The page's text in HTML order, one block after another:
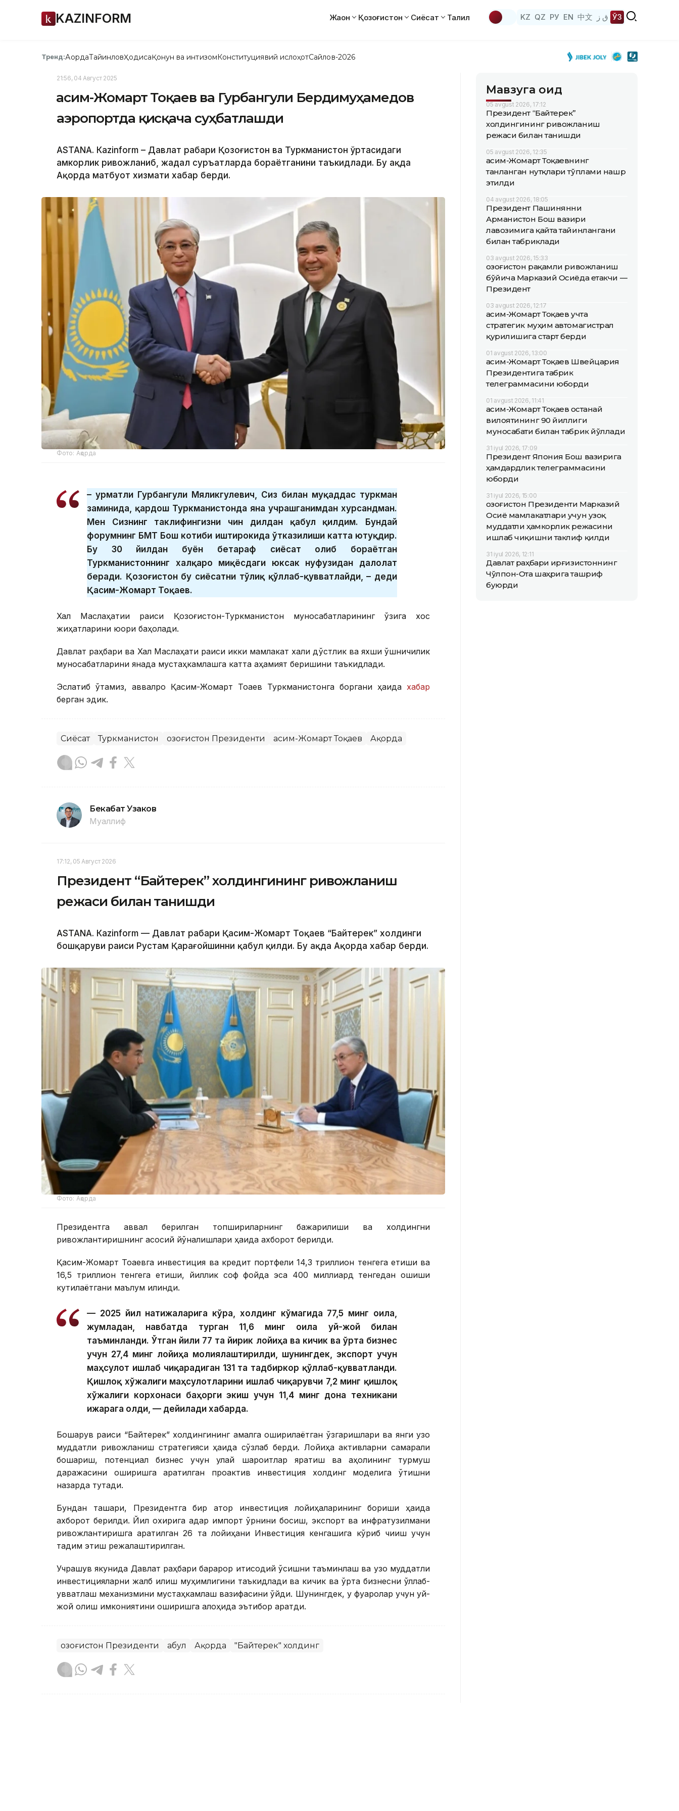
KAZINFORM Жаҳон Қозоғистон Сиёсат Таҳлил KZ QZ РУ EN 中文 ق ز ЎЗ
Тренд:АқордаТайинловҲодисаҚонун ва интизомКонституциявий ислоҳотСайлов-2026
21:56, 04 Август 2025
Қасим-Жомарт Тоқаев ва Гурбангули Бердимуҳамедов
аэропортда қисқача суҳбатлашди
ASTANА. Кazinform – Давлат раҳбари Қозоғистон ва Туркманистон ўртасидаги
ҳамкорлик ривожланиб, жадал суръатларда бораётганини таъкидлади. Бу ҳақда
Ақорда матбуот хизмати хабар берди.
Фото: Ақорда
– Ҳурматли Гурбангули Мяликгулевич, Сиз билан муқаддас туркман
заминида, қардош Туркманистонда яна учрашганимдан хурсандман.
Мен Сизнинг таклифингизни чин дилдан қабул қилдим. Бундай
форумнинг БМТ Бош котиби иштирокида ўтказилиши катта ютуқдир.
Бу 30 йилдан буён бетараф сиёсат олиб бораётган
Туркманистоннинг халқаро миқёсдаги юксак нуфузидан далолат
беради. Қозоғистон бу сиёсатни тўлиқ қўллаб-қувватлайди, – деди
Қасим-Жомарт Тоқаев.
Халқ Маслаҳатии раиси Қозоғистон-Туркманистон муносабатларининг ўзига хос
жиҳатларини юқори баҳолади.
Давлат раҳбари ва Халқ Маслаҳати раиси икки мамлакат халқи дўстлик ва яхши қўшничилик
муносабатларини янада мустаҳкамлашга катта аҳамият беришини таъкидлади.
Эслатиб ўтамиз, аввалроқ Қасим-Жомарт Тоқаев Туркманистонга боргани ҳақида хабар
берган эдик.
Сиёсат Туркманистон Қозоғистон Президенти Қасим-Жомарт Тоқаев Ақорда
Бекабат Узаков
Муаллиф
17:12, 05 Август 2026
Президент “Байтерек” холдингининг ривожланиш
режаси билан танишди
ASTANА. Каzinform — Давлат раҳбари Қасим-Жомарт Тоқаев “Байтерек” холдинги
бошқаруви раиси Рустам Қарағойшинни қабул қилди. Бу ҳақда Ақорда хабар берди.
Фото: Ақорда
Президентга аввал берилган топшириқларнинг бажарилиши ва холдингни
ривожлантиришнинг асосий йўналишлари ҳақида ахборот берилди.
Қасим-Жомарт Тоқаевга инвестиция ва кредит портфели 14,3 триллион тенгега етиши ва
16,5 триллион тенгега етиши, йиллик соф фойда эса 400 миллиард тенгедан ошиши
кутилаётгани маълум қилинди.
— 2025 йил натижаларига кўра, холдинг кўмагида 77,5 минг оила,
жумладан, навбатда турган 11,6 минг оила уй-жой билан
таъминланди. Ўтган йили 77 та йирик лойиҳа ва кичик ва ўрта бизнес
учун 27,4 минг лойиҳа молиялаштирилди, шунингдек, экспорт учун
маҳсулот ишлаб чиқарадиган 131 та тадбиркор қўллаб-қувватланди.
Қишлоқ хўжалиги маҳсулотларини ишлаб чиқарувчи 7,2 минг қишлоқ
хўжалиги корхонаси баҳорги экиш учун 11,4 минг дона техникани
ижарага олди, — дейилади хабарда.
Бошқарув раиси “Байтерек” холдингининг амалга оширилаётган ўзгаришлари ва янги узоқ
муддатли ривожланиш стратегияси ҳақида сўзлаб берди. Лойиҳа активларни самарали
бошқариш, потенциал бизнес учун қулай шароитлар яратиш ва аҳолининг турмуш
даражасини оширишга қаратилган проактив инвестиция холдинг моделига ўтишни
назарда тутади.
Бундан ташқари, Президентга бир қатор инвестиция лойиҳаларининг бориши ҳақида
ахборот берилди. Йил охирига қадар импорт ўрнини босиш, экспорт ва инфратузилмани
ривожлантиришга қаратилган 26 та лойиҳани Инвестиция кенгашига кўриб чиқиш учун
тақдим этиш режалаштирилган.
Учрашув якунида Давлат раҳбари барқарор иқтисодий ўсишни таъминлаш ва узоқ муддатли
инвестицияларни жалб қилиш муҳимлигини таъкидлади ва кичик ва ўрта бизнесни қўллаб-
қувватлаш механизмини мустаҳкамлаш вазифасини қўйди. Шунингдек, у фуқаролар учун уй-
жой олиш имкониятини оширишга алоҳида эътибор қаратди.
Қозоғистон Президенти Қабул Ақорда "Байтерек" холдинг
Мавзуга оид
05 avgust 2026, 17:12
Президент “Байтерек”
холдингининг ривожланиш
режаси билан танишди
05 avgust 2026, 12:35
Қасим-Жомарт Тоқаевнинг
танланган нутқлари тўплами нашр
этилди
04 avgust 2026, 18:05
Президент Пашинянни
Арманистон Бош вазири
лавозимига қайта тайинлангани
билан табриклади
03 avgust 2026, 15:33
Қозоғистон рақамли ривожланиш
бўйича Марказий Осиёда етакчи —
Президент
03 avgust 2026, 12:17
Қасим-Жомарт Тоқаев учта
стратегик муҳим автомагистрал
қурилишига старт берди
01 avgust 2026, 13:00
Қасим-Жомарт Тоқаев Швейцария
Президентига табрик
телеграммасини юборди
01 avgust 2026, 11:41
Қасим-Жомарт Тоқаев Қостанай
вилоятининг 90 йиллиги
муносабати билан табрик йўллади
31 iyul 2026, 17:09
Президент Япония Бош вазирига
ҳамдардлик телеграммасини
юборди
31 iyul 2026, 15:00
Қозоғистон Президенти Марказий
Осиё мамлакатлари учун узоқ
муддатли ҳамкорлик режасини
ишлаб чиқишни таклиф қилди
31 iyul 2026, 12:11
Давлат раҳбари Қирғизистоннинг
Чўлпон-Ота шаҳрига ташриф
буюрди